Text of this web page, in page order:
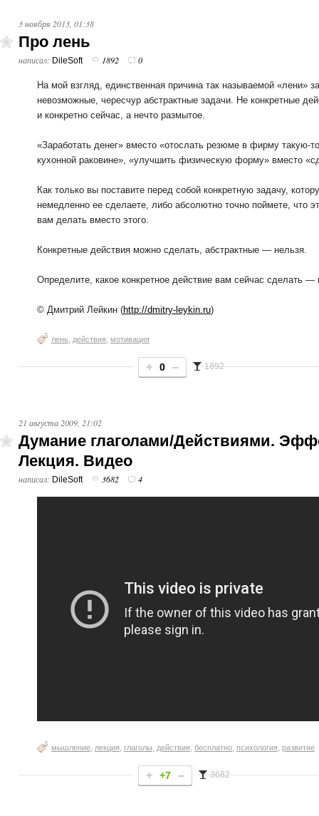
3 ноября 2013, 01:38
Про лень
написал: DileSoft 1892 0
На мой взгляд, единственная причина так называемой «лени»
невозможные, чересчур абстрактные задачи. Не конкретные
и конкретно сейчас, а нечто размытое.
«Заработать денег» вместо «отослать резюме в фирму такую-
кухонной раковине», «улучшить физическую форму» вместо
Как только вы поставите перед собой конкретную задачу,
немедленно ее сделаете, либо абсолютно точно поймете, что
вам делать вместо этого.
Конкретные действия можно сделать, абстрактные — нельзя.
Определите, какое конкретное действие вам сейчас сделать —
© Дмитрий Лейкин (http://dmitry-leykin.ru)
лень, действия, мотивация
0 1892
21 августа 2009, 21:02
Думание глаголами/Действиями.
Лекция. Видео
написал: DileSoft 3682 4
мышление, лекция, глаголы, действия, бесплатно, психология, развитие
+7 3682